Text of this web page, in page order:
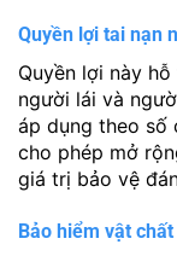
Quyền lợi tai nạn
Quyền lợi này
người lái và
áp dụng theo số
cho phép mở
giá trị bảo vệ
Bảo hiểm vật